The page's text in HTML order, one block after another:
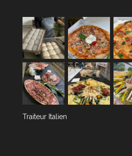
Traiteur Italien